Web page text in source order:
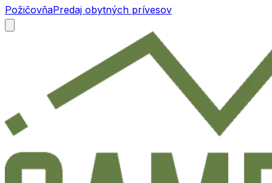
PožičovňaPredaj obytných prívesov